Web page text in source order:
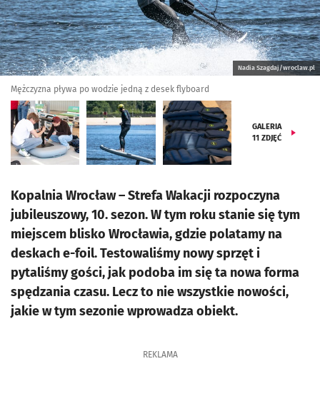
Nadia Szagdaj/wroclaw.pl
Mężczyzna pływa po wodzie jedną z desek flyboard
GALERIA
11 ZDJĘĆ
Kopalnia Wrocław – Strefa Wakacji rozpoczyna
jubileuszowy, 10. sezon. W tym roku stanie się tym
miejscem blisko Wrocławia, gdzie polatamy na
deskach e-foil. Testowaliśmy nowy sprzęt i
pytaliśmy gości, jak podoba im się ta nowa forma
spędzania czasu. Lecz to nie wszystkie nowości,
jakie w tym sezonie wprowadza obiekt.
REKLAMA